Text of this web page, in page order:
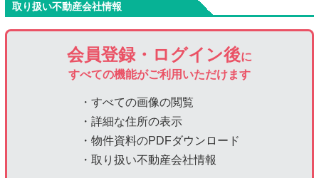
取り扱い不動産会社情報
会員登録・ログイン後に
すべての機能がご利用いただけます
・すべての画像の閲覧
・詳細な住所の表示
・物件資料のPDFダウンロード
・取り扱い不動産会社情報